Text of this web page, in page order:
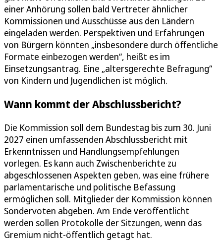
einer Anhörung sollen bald Vertreter ähnlicher
Kommissionen und Ausschüsse aus den Ländern
eingeladen werden. Perspektiven und Erfahrungen
von Bürgern könnten „insbesondere durch öffentliche
Formate einbezogen werden“, heißt es im
Einsetzungsantrag. Eine „altersgerechte Befragung“
von Kindern und Jugendlichen ist möglich.
Wann kommt der Abschlussbericht?
Die Kommission soll dem Bundestag bis zum 30. Juni
2027 einen umfassenden Abschlussbericht mit
Erkenntnissen und Handlungsempfehlungen
vorlegen. Es kann auch Zwischenberichte zu
abgeschlossenen Aspekten geben, was eine frühere
parlamentarische und politische Befassung
ermöglichen soll. Mitglieder der Kommission können
Sondervoten abgeben. Am Ende veröffentlicht
werden sollen Protokolle der Sitzungen, wenn das
Gremium nicht-öffentlich getagt hat.